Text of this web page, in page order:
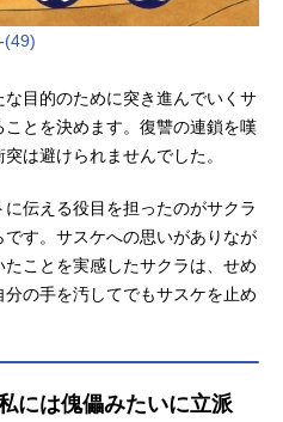
(49)
目的のために突き進んでいくサ
とを決めます。復讐の連鎖を嘆
は避けられませんでした。
伝える役目を担ったのがサクラ
す。サスケへの思いがありなが
ことを実感したサクラは、せめ
の手を汚してでもサスケを止め
には傀儡みたいに立派